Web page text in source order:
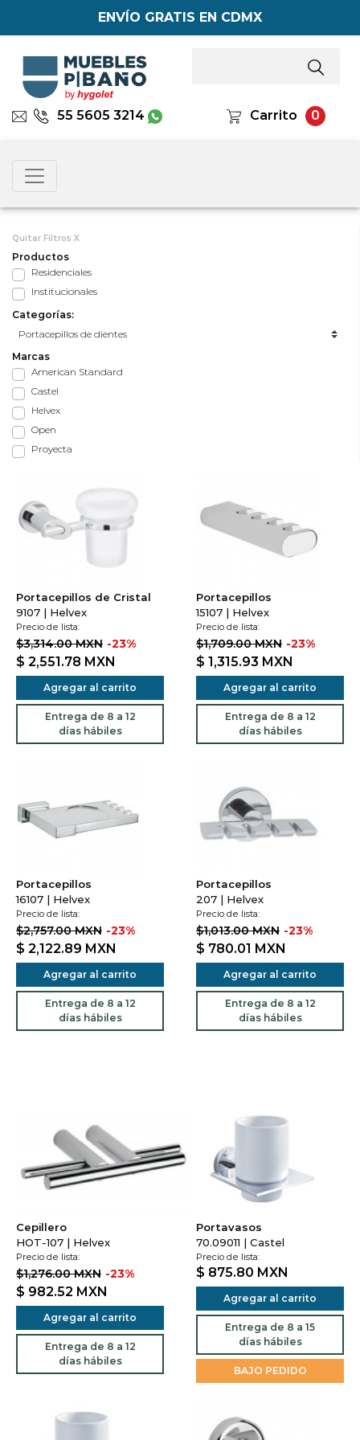
ENVÍO GRATIS EN CDMX
55 5605 3214 Carrito 0
Quitar Filtros X
Productos
Residenciales
Institucionales
Categorías:
Marcas
American Standard
Castel
Helvex
Open
Proyecta
Portacepillos de Cristal
9107 | Helvex
Precio de lista:
$3,314.00 MXN -23%
$ 2,551.78 MXN
Agregar al carrito
Entrega de 8 a 12
días hábiles
Portacepillos
15107 | Helvex
Precio de lista:
$1,709.00 MXN -23%
$ 1,315.93 MXN
Agregar al carrito
Entrega de 8 a 12
días hábiles
Portacepillos
16107 | Helvex
Precio de lista:
$2,757.00 MXN -23%
$ 2,122.89 MXN
Agregar al carrito
Entrega de 8 a 12
días hábiles
Portacepillos
207 | Helvex
Precio de lista:
$1,013.00 MXN -23%
$ 780.01 MXN
Agregar al carrito
Entrega de 8 a 12
días hábiles
Cepillero
HOT-107 | Helvex
Precio de lista:
$1,276.00 MXN -23%
$ 982.52 MXN
Agregar al carrito
Entrega de 8 a 12
días hábiles
Portavasos
70.09011 | Castel
Precio de lista:
$ 875.80 MXN
Agregar al carrito
Entrega de 8 a 15
días hábiles
BAJO PEDIDO